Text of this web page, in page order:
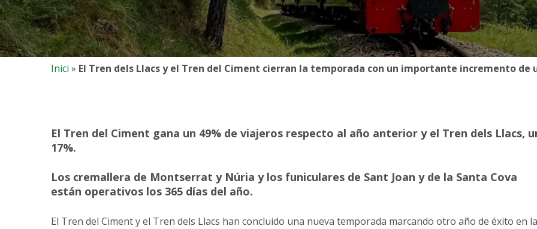
Inici » El Tren dels Llacs y el Tren del Ciment cierran la temporada con un importante incremento de
El Tren del Ciment gana un 49% de viajeros respecto al año anterior y el Tren dels Llacs,
17%.
Los cremallera de Montserrat y Núria y los funiculares de Sant Joan y de la Santa Cova
están operativos los 365 días del año.
El Tren del Ciment y el Tren dels Llacs han concluido una nueva temporada marcando otro año de éxito en la